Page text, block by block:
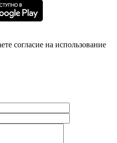
согласие на использование